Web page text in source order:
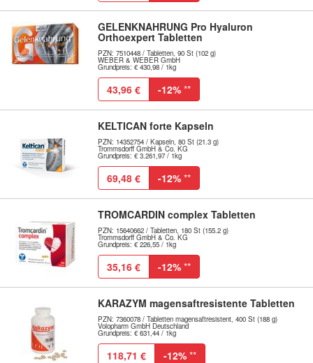
GELENKNAHRUNG Pro Hyaluron
Orthoexpert Tabletten
PZN: 7510448 / Tabletten, 90 St (102 g)
WEBER & WEBER GmbH
Grundpreis: € 430,98 / 1kg
43,96 € -12% **
KELTICAN forte Kapseln
PZN: 14352754 / Kapseln, 80 St (21.3 g)
Trommsdorff GmbH & Co. KG
Grundpreis: € 3.261,97 / 1kg
69,48 € -12% **
TROMCARDIN complex Tabletten
PZN: 15640662 / Tabletten, 180 St (155.2 g)
Trommsdorff GmbH & Co. KG
Grundpreis: € 226,55 / 1kg
35,16 € -12% **
KARAZYM magensaftresistente Tabletten
PZN: 7360078 / Tabletten magensaftresistent, 400 St (188 g)
Volopharm GmbH Deutschland
Grundpreis: € 631,44 / 1kg
118,71 € -12% **